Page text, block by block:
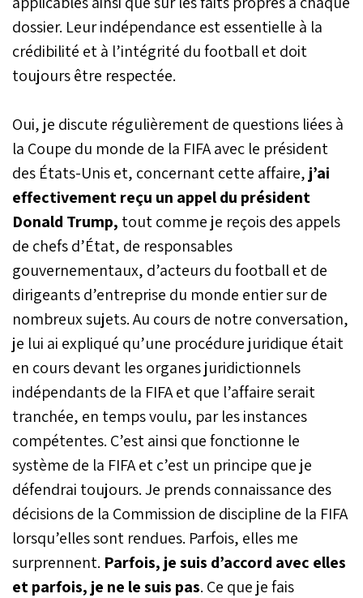
dossier. Leur indépendance est essentielle à la
crédibilité et à l’intégrité du football et doit
toujours être respectée.
Oui, je discute régulièrement de questions liées à
la Coupe du monde de la FIFA avec le président
des États-Unis et, concernant cette affaire, j’ai
effectivement reçu un appel du président
Donald Trump, tout comme je reçois des appels
de chefs d’État, de responsables
gouvernementaux, d’acteurs du football et de
dirigeants d’entreprise du monde entier sur de
nombreux sujets. Au cours de notre conversation,
je lui ai expliqué qu’une procédure juridique était
en cours devant les organes juridictionnels
indépendants de la FIFA et que l’affaire serait
tranchée, en temps voulu, par les instances
compétentes. C’est ainsi que fonctionne le
système de la FIFA et c’est un principe que je
défendrai toujours. Je prends connaissance des
décisions de la Commission de discipline de la FIFA
lorsqu’elles sont rendues. Parfois, elles me
surprennent. Parfois, je suis d’accord avec elles
et parfois, je ne le suis pas. Ce que je fais